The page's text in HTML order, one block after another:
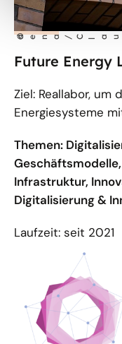
©
dena/C
aud
us P
Future Energy
Ziel: Reallabor,
Energiesysteme
Themen:
Infrastruktur,
Digitalisierung &
Laufzeit: seit 2021